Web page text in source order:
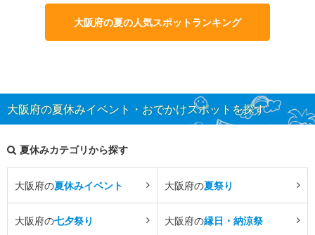
大阪府の夏の人気スポットランキング
大阪府の夏休みイベント・おでかけスポットを探す
夏休みカテゴリから探す
大阪府の夏休みイベント 大阪府の夏祭り
大阪府の七夕祭り 大阪府の縁日・納涼祭